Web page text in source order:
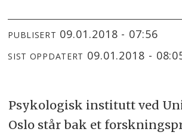
PUBLISERT 09.01.2018 - 07:56
SIST OPPDATERT 09.01.2018 -
Psykologisk institutt ved
Oslo står bak et